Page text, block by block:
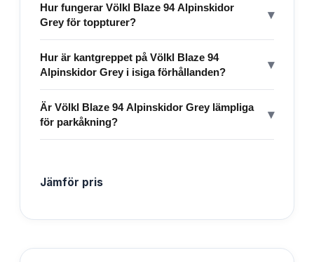
Hur fungerar Völkl Blaze 94 Alpinskidor
Grey för toppturer?
▾
Hur är kantgreppet på Völkl Blaze 94
Alpinskidor Grey i isiga förhållanden?
▾
Är Völkl Blaze 94 Alpinskidor Grey lämpliga
för parkåkning?
▾
Jämför pris